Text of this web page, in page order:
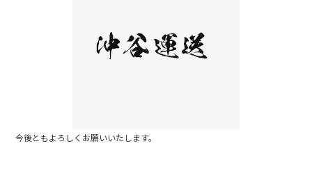
今後ともよろしくお願いいたします。